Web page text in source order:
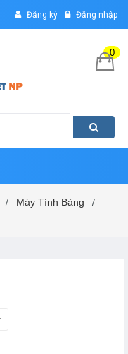
Đăng ký Đăng nhập
0
/ Máy Tính Bảng /